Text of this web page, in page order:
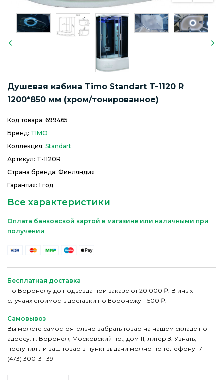
Душевая кабина Timo Standart T-1120 R
1200*850 мм (хром/тонированное)
Код товара: 699465
Бренд: TIMO
Коллекция: Standart
Артикул: T-1120R
Страна бренда: Финляндия
Гарантия: 1 год
Все характеристики
Оплата банковской картой в магазине или наличными при
получении
Бесплатная доставка
По Воронежу до подъезда при заказе от 20 000 ₽. В иных
случаях стоимость доставки по Воронежу – 500 ₽.
Самовывоз
Вы можете самостоятельно забрать товар на нашем складе по
адресу: г. Воронеж, Московский пр., дом 11, литер З. Узнать,
поступил ли ваш товар в пункт выдачи можно по телефону+7
(473) 300-31-39